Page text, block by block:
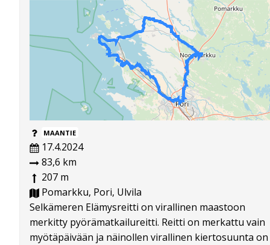
MAANTIE
17.4.2024
83,6 km
207 m
Pomarkku, Pori, Ulvila
Selkämeren Elämysreitti on virallinen maastoon
merkitty pyörämatkailureitti. Reitti on merkattu vain
myötäpäivään ja näinollen virallinen kiertosuunta on